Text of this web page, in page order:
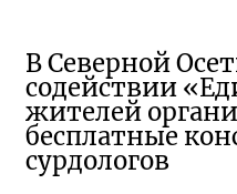
В Северной
содействии
жителей
бесплатные
сурдологов